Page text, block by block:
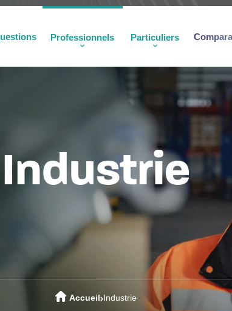
Professionnels Particuliers
Industrie
Accueil Industrie